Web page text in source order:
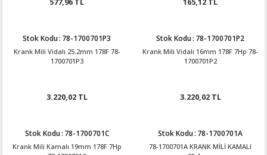
Stok Kodu: 78-1700701P3
Krank Mili Vidalı 25.2mm 178F 78-
1700701P3
3.220,02 TL
Stok Kodu: 78-1700701P2
Krank Mili Vidalı 16mm 178F 7Hp 78-
1700701P2
3.220,02 TL
Stok Kodu: 78-1700701C
Krank Mili Kamalı 19mm 178F 7Hp
Stok Kodu: 78-1700701A
78-1700701A KRANK MİLİ KAMALI